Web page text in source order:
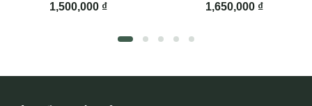
1,500,000 ₫ 1,650,000 ₫